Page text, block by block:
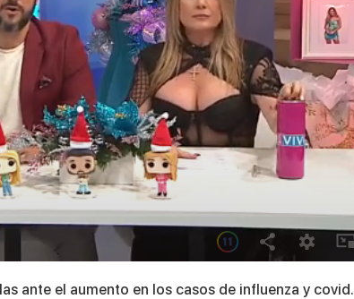
ante el aumento en los casos de influenza y covid.